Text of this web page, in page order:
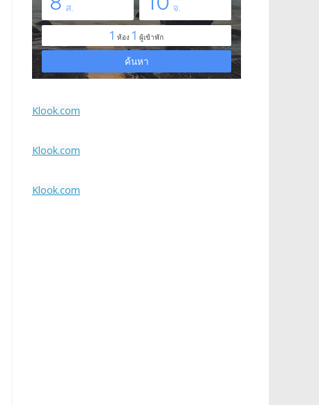
Klook.com
Klook.com
Klook.com